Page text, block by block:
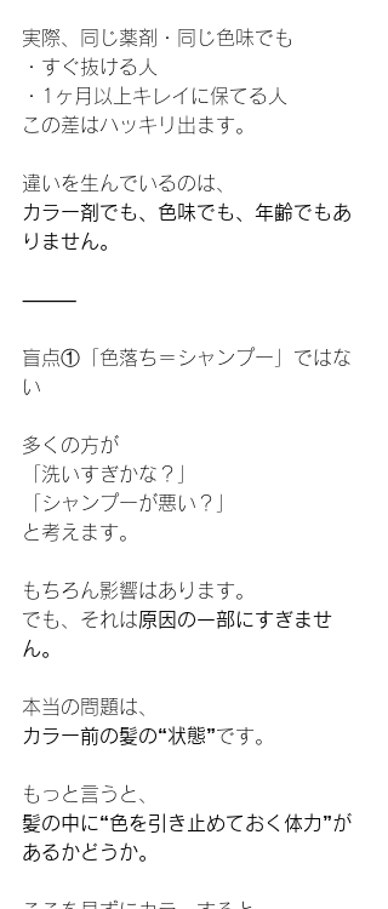
実際、同じ薬剤・同じ色味でも
・すぐ抜ける人
・1ヶ月以上キレイに保てる人
この差はハッキリ出ます。
違いを生んでいるのは、
カラー剤でも、色味でも、年齢でもあ
りません。
⸻
盲点①「色落ち＝シャンプー」ではな
い
多くの方が
「洗いすぎかな？」
「シャンプーが悪い？」
と考えます。
もちろん影響はあります。
でも、それは原因の一部にすぎませ
ん。
本当の問題は、
カラー前の髪の“状態”です。
もっと言うと、
髪の中に“色を引き止めておく体力”が
あるかどうか。